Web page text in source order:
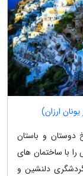
ارزان)
دوستان و باستان
با ساختمان های
دلنشین و